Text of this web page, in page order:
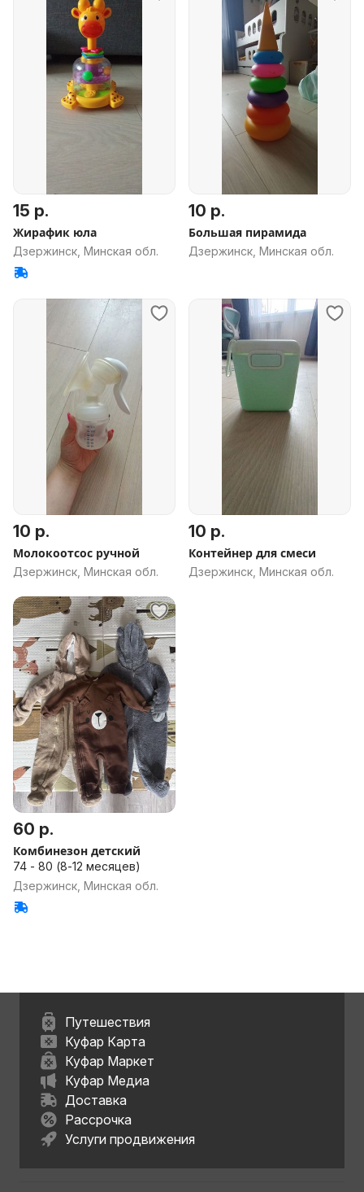
15 р.
Жирафик юла
Дзержинск, Минская обл.
10 р.
Большая пирамида
Дзержинск, Минская обл.
10 р.
Молокоотсос ручной
Дзержинск, Минская обл.
10 р.
Контейнер для смеси
Дзержинск, Минская обл.
60 р.
Комбинезон детский
74 - 80 (8-12 месяцев)
Дзержинск, Минская обл.
Путешествия
Куфар Карта
Куфар Маркет
Куфар Медиа
Доставка
Рассрочка
Услуги продвижения